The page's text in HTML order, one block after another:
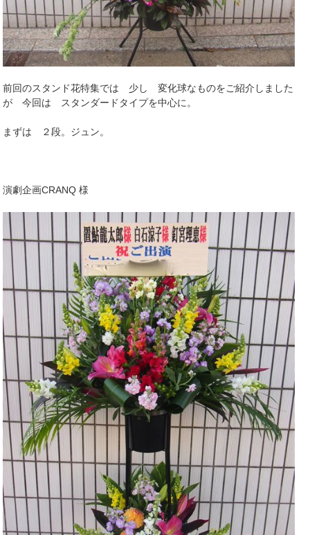
前回のスタンド花特集では 少し 変化球なものをご紹介しました
が 今回は スタンダードタイプを中心に。
まずは ２段。ジュン。
演劇企画CRANQ 様